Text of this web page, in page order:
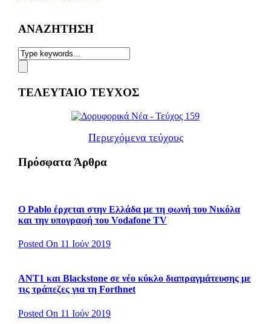
ΑΝΑΖΗΤΗΣΗ
ΤΕΛΕΥΤΑΙΟ ΤΕΥΧΟΣ
Περιεχόμενα τεύχους
Πρόσφατα Άρθρα
Ο Pablo έρχεται στην Ελλάδα με τη φωνή του Νικόλα
και την υπογραφή του Vodafone TV
Posted On 11 Ιούν 2019
ΑΝΤ1 και Blackstone σε νέο κύκλο διαπραγμάτευσης με
τις τράπεζες για τη Forthnet
Posted On 11 Ιούν 2019